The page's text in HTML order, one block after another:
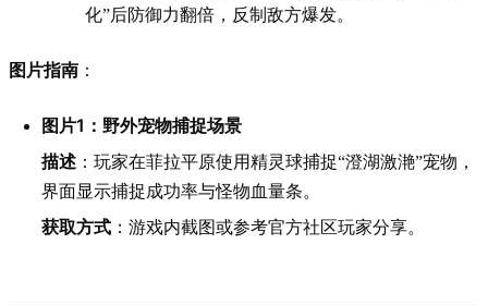
化”后防御力翻倍，反制敌方爆发。
图片指南 ：
图片1：野外宠物捕捉场景
描述 ：玩家在菲拉平原使用精灵球捕捉“澄湖激滟”宠物，
界面显示捕捉成功率与怪物血量条。
获取方式 ：游戏内截图或参考官方社区玩家分享。